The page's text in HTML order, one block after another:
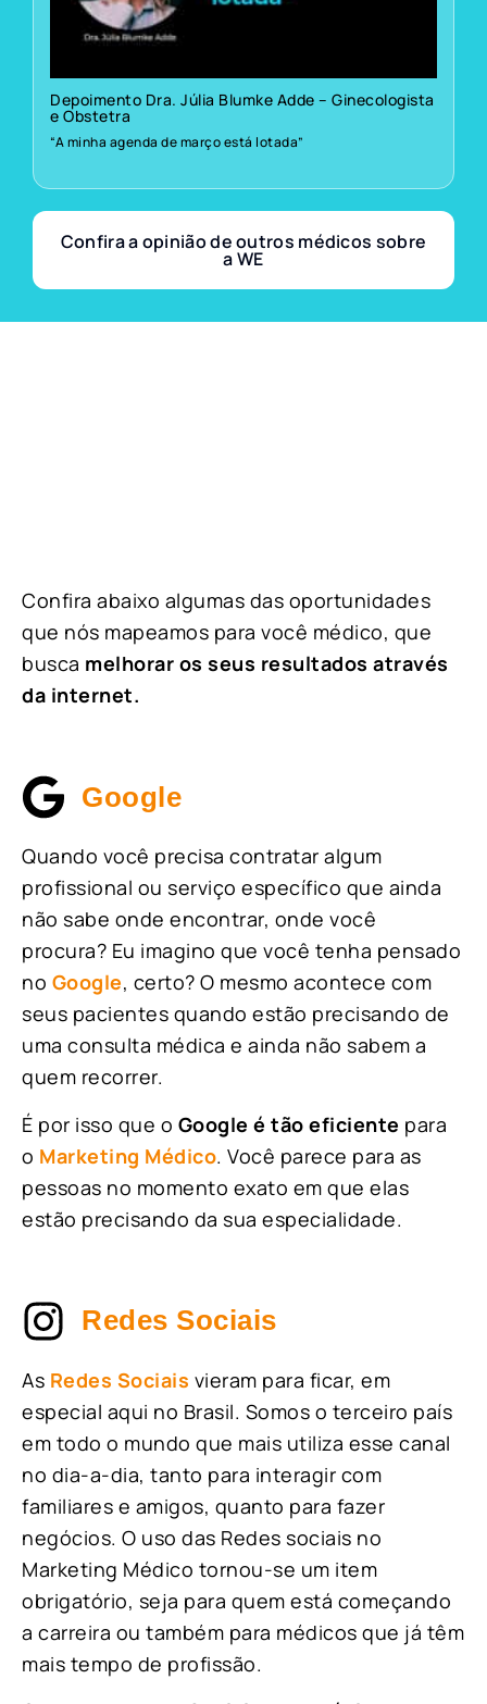
Depoimento Dra. Júlia Blumke Adde – Ginecologista
e Obstetra
“A minha agenda de março está lotada”
Confira a opinião de outros médicos sobre
a WE
Confira abaixo algumas das oportunidades
que nós mapeamos para você médico, que
busca melhorar os seus resultados através
da internet.
Google
Quando você precisa contratar algum
profissional ou serviço específico que ainda
não sabe onde encontrar, onde você
procura? Eu imagino que você tenha pensado
no Google, certo? O mesmo acontece com
seus pacientes quando estão precisando de
uma consulta médica e ainda não sabem a
quem recorrer.
É por isso que o Google é tão eficiente para
o Marketing Médico. Você parece para as
pessoas no momento exato em que elas
estão precisando da sua especialidade.
Redes Sociais
As Redes Sociais vieram para ficar, em
especial aqui no Brasil. Somos o terceiro país
em todo o mundo que mais utiliza esse canal
no dia-a-dia, tanto para interagir com
familiares e amigos, quanto para fazer
negócios. O uso das Redes sociais no
Marketing Médico tornou-se um item
obrigatório, seja para quem está começando
a carreira ou também para médicos que já têm
mais tempo de profissão.